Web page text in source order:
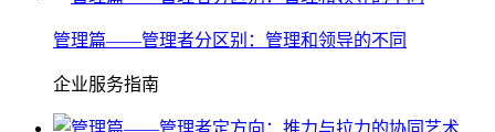
管理篇——管理者分区别：管理和领导的不同
企业服务指南